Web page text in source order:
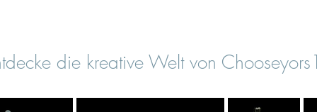
die kreative Welt von